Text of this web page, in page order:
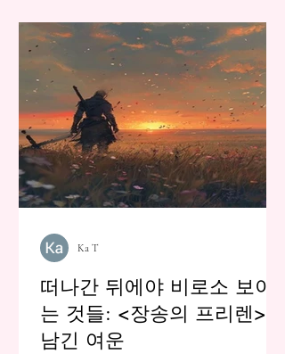
떠나간 뒤에야 비로소 보이
는 것들: <장송의 프리렌>이
남긴 여운
Ka T